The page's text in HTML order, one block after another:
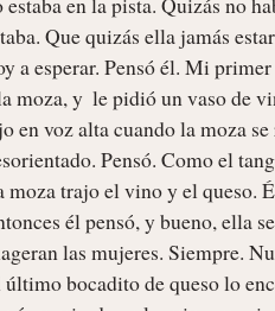
Que quizás ella jamás
a esperar. Pensó él. Mi
moza, y  le pidió un vaso de
en voz alta cuando la moza
Pensó. Como el
moza trajo el vino y el queso.
él pensó, y bueno, ella
las mujeres. Siempre.
bocadito de queso lo